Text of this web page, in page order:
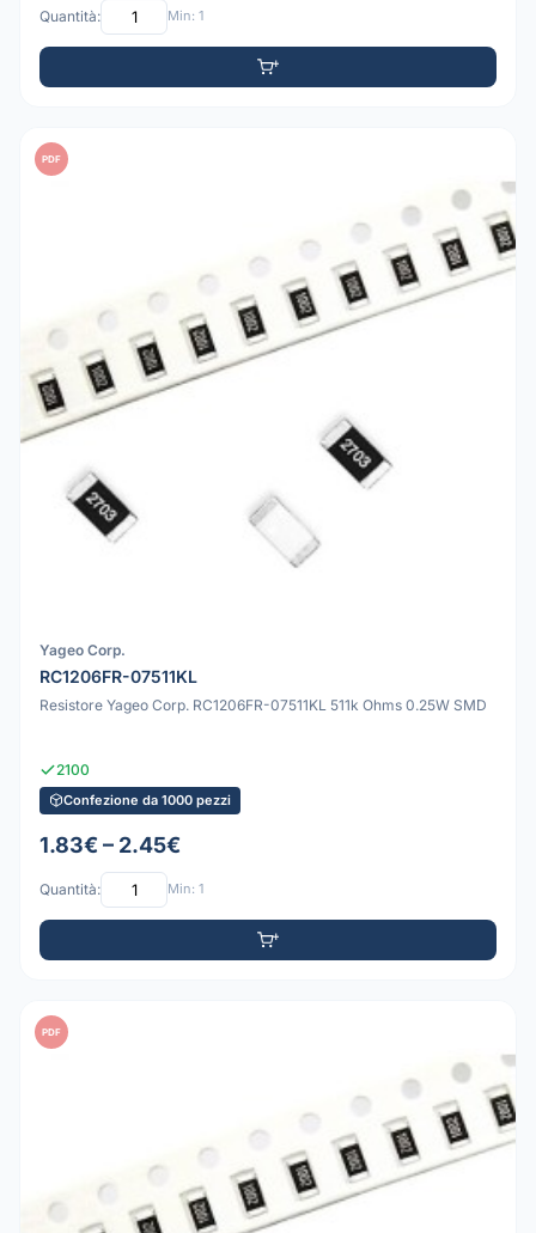
Quantità: Min: 1
PDF
Yageo Corp.
RC1206FR-07511KL
Resistore Yageo Corp. RC1206FR-07511KL 511k Ohms 0.25W SMD
2100
Confezione da 1000 pezzi
1.83€ – 2.45€
Quantità: Min: 1
PDF